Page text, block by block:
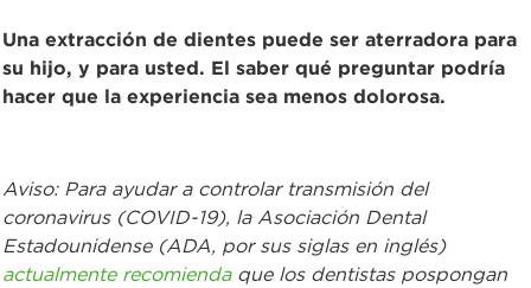
Una extracción de dientes puede ser aterradora para
su hijo, y para usted. El saber qué preguntar podría
hacer que la experiencia sea menos dolorosa.
Aviso: Para ayudar a controlar transmisión del
coronavirus (COVID-19), la Asociación Dental
Estadounidense (ADA, por sus siglas en inglés)
actualmente recomiendaque los dentistas pospongan